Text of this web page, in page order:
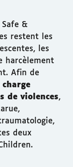
&
restent les
les
harcèlement
Afin de
charge
de violences,
deux